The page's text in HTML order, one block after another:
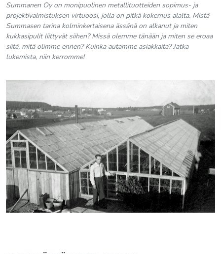
Summanen Oy on monipuolinen metallituotteiden sopimus- ja
projektivalmistuksen virtuoosi, jolla on pitkä kokemus alalta. Mistä
Summasen tarina kolminkertaisena ässänä on alkanut ja miten
kukkasipulit liittyvät siihen? Missä olemme tänään ja miten se eroaa
siitä, mitä olimme ennen? Kuinka autamme asiakkaita? Jatka
lukemista, niin kerromme!